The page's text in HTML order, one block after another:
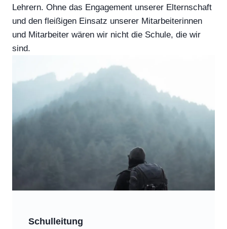
Lehrern. Ohne das Engagement unserer Elternschaft
und den fleißigen Einsatz unserer Mitarbeiterinnen
und Mitarbeiter wären wir nicht die Schule, die wir
sind.
Schulleitung